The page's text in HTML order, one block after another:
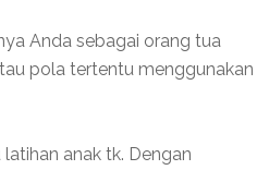
Anda sebagai orang tua
pola tertentu menggunakan
anak tk. Dengan